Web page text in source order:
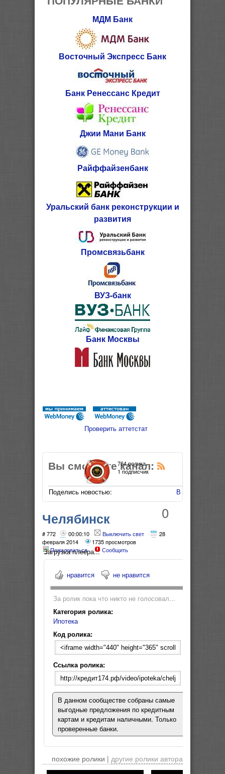
МДМ Банк
Восточный Экспресс Банк
Банк Ренессанс Кредит
Джии Мани Банк
Райффайзенбанк
Уральский банк реконструкции и
развития
Промсвязьбанк
ВУЗ-банк
Банк Москвы
Проверить аттетстат
Вы смотрите канал:
Поделись новостью: В Мой Мир
764 ролика
1 подписчик
0
Челябинск
социальная ипотека
форум
# 772 00:00:10 Выключить свет
28
февраля 2014
1735 просмотров
Пожаловаться
Сообщить
Загрузка плеера...
нравится не нравится
За ролик пока что никто не голосовал...
Категория ролика:
Ипотека
Код ролика:
Ссылка ролика:
В данном сообществе собраны самые
выгодные предложения по кредитным
картам и кредитам наличными. Только
проверенные банки.
похожие ролики | другие ролики автора